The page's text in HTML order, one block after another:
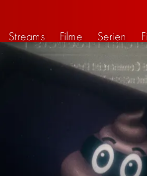
Streams Filme Serien